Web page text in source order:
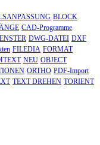
BLOCK
CAD-Programme
DWG-DATEI DXF
FILEDIA FORMAT
NEU OBJECT
ORTHO PDF-Import
TEXT DREHEN TORIENT